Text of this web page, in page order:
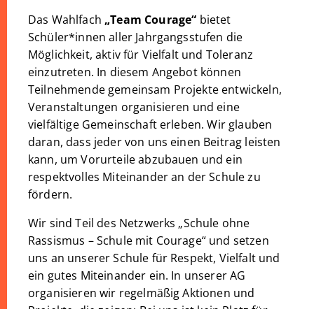
Das Wahlfach „Team Courage“ bietet
Schüler*innen aller Jahrgangsstufen die
Möglichkeit, aktiv für Vielfalt und Toleranz
einzutreten. In diesem Angebot können
Teilnehmende gemeinsam Projekte entwickeln,
Veranstaltungen organisieren und eine
vielfältige Gemeinschaft erleben. Wir glauben
daran, dass jeder von uns einen Beitrag leisten
kann, um Vorurteile abzubauen und ein
respektvolles Miteinander an der Schule zu
fördern.
Wir sind Teil des Netzwerks „Schule ohne
Rassismus – Schule mit Courage“ und setzen
uns an unserer Schule für Respekt, Vielfalt und
ein gutes Miteinander ein. In unserer AG
organisieren wir regelmäßig Aktionen und